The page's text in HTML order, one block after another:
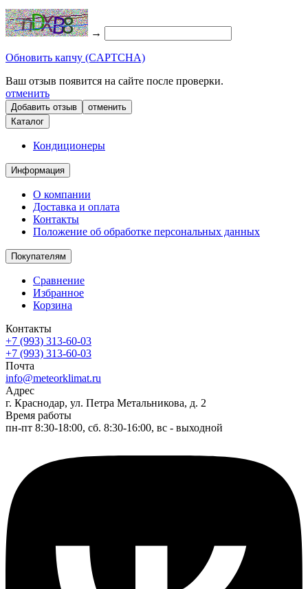
→
Обновить капчу (CAPTCHA)
Ваш отзыв появится на сайте после проверки.
отменить
отменить
Каталог
Кондиционеры
Информация
О компании
Доставка и оплата
Контакты
Положение об обработке персональных данных
Покупателям
Сравнение
Избранное
Корзина
Контакты
+7 (993) 313-60-03
+7 (993) 313-60-03
Почта
info@meteorklimat.ru
Адрес
г. Краснодар, ул. Петра Метальникова, д. 2
Время работы
пн-пт 8:30-18:00, сб. 8:30-16:00, вс - выходной